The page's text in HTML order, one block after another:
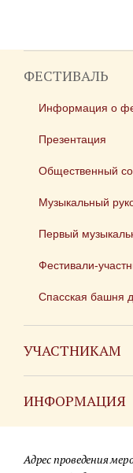
ФЕСТИВАЛЬ
Информация о
Презентация
Общественный
Музыкальный
Первый
Фестивали-
Спасская башня
УЧАСТНИКАМ
ИНФОРМАЦИЯ
Для СМИ
Адрес проведения